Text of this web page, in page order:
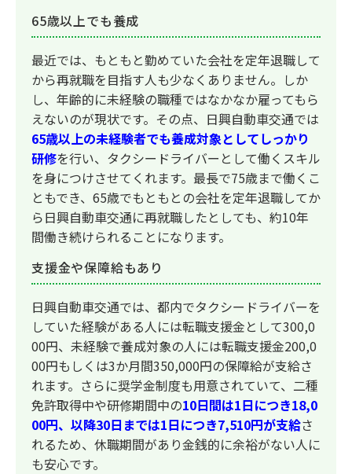
65歳以上でも養成
最近では、もともと勤めていた会社を定年退職して
から再就職を目指す人も少なくありません。しか
し、年齢的に未経験の職種ではなかなか雇ってもら
えないのが現状です。その点、日興自動車交通では
65歳以上の未経験者でも養成対象としてしっかり
研修を行い、タクシードライバーとして働くスキル
を身につけさせてくれます。最長で75歳まで働くこ
ともでき、65歳でもともとの会社を定年退職してか
ら日興自動車交通に再就職したとしても、約10年
間働き続けられることになります。
支援金や保障給もあり
日興自動車交通では、都内でタクシードライバーを
していた経験がある人には転職支援金として300,0
00円、未経験で養成対象の人には転職支援金200,0
00円もしくは3か月間350,000円の保障給が支給さ
れます。さらに奨学金制度も用意されていて、二種
免許取得中や研修期間中の10日間は1日につき18,0
00円、以降30日までは1日につき7,510円が支給さ
れるため、休職期間があり金銭的に余裕がない人に
も安心です。